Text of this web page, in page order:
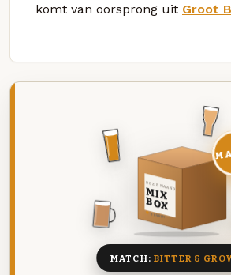
komt van oorsprong uit Groot
DEZE MAAND
MIX
BOX
8 BIEREN
MATCH: BITTER &